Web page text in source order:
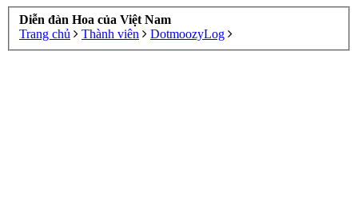
Diễn đàn Hoa của Việt Nam
Trang chủ
Thành viên DotmoozyLog